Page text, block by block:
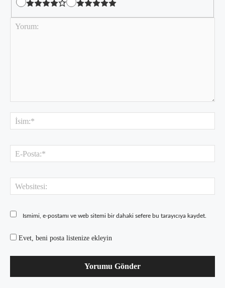
Ismimi, e-postamı ve web sitemi bir dahaki sefere bu tarayıcıya kaydet.
Evet, beni posta listenize ekleyin